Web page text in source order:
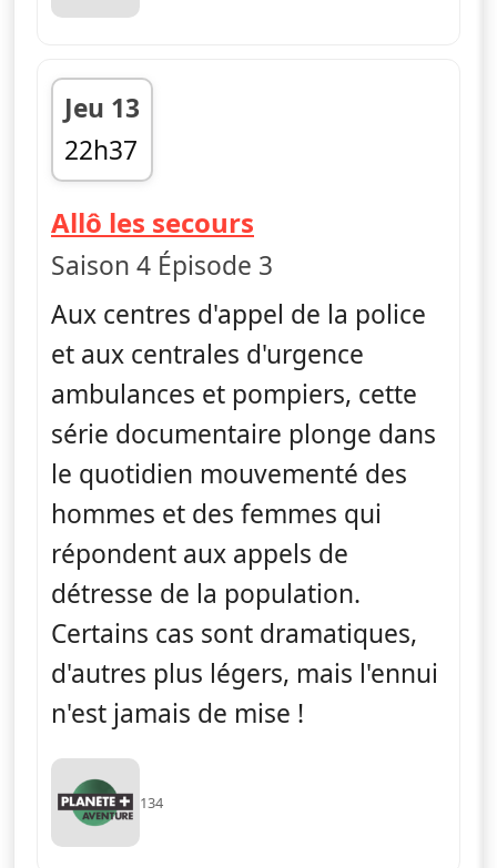
Jeu 13
22h37
fin 23h24
Allô les secours
Saison 4 Épisode 3
Aux centres d'appel de la police
et aux centrales d'urgence
ambulances et pompiers, cette
série documentaire plonge dans
le quotidien mouvementé des
hommes et des femmes qui
répondent aux appels de
détresse de la population.
Certains cas sont dramatiques,
d'autres plus légers, mais l'ennui
n'est jamais de mise !
134